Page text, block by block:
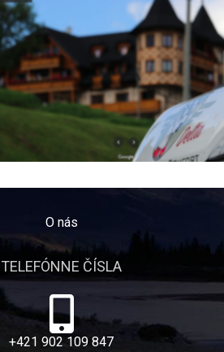
O nás
TELEFÓNNE ČÍSLA
+421 902 109 847